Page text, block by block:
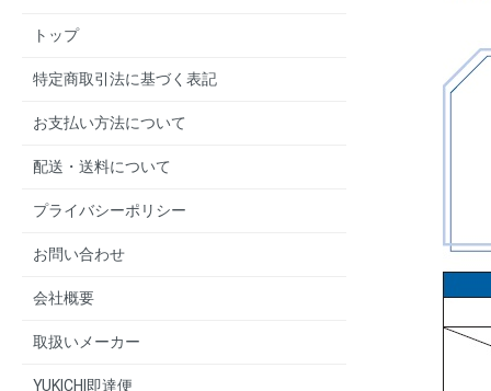
トップ
特定商取引法に基づく表記
お支払い方法について
配送・送料について
プライバシーポリシー
お問い合わせ
会社概要
取扱いメーカー
YUKICHI即達便